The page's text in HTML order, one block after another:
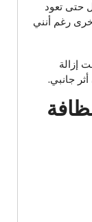
حتى تعود
رغم أنني
إزالة
جانبي.